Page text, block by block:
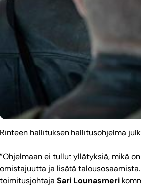
Rinteen hallituksen hallitusohjelma
”Ohjelmaan ei tullut yllätyksiä, mikä
omistajuutta ja lisätä
toimitusjohtaja Sari Lounasmeri